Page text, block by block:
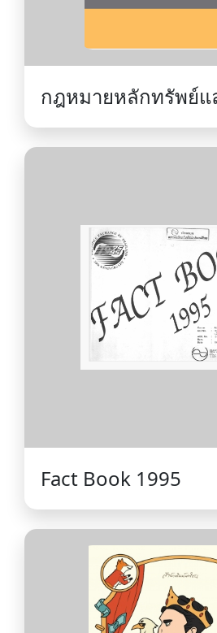
กฎหมายหลักทรัพย์แ
ตลาดหลักทรัพย์ : กา
กำกับดูแล และการบั
Fact Book 1995